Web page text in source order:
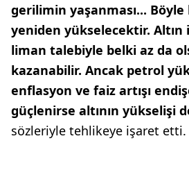
gerilimin yaşanması...
yeniden yükselecektir.
liman talebiyle belki az da
kazanabilir. Ancak petrol
enflasyon ve faiz artışı
güçlenirse altının yükselişi
sözleriyle tehlikeye işaret etti.